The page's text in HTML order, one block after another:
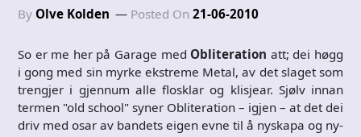
By Olve Kolden Posted On 21-06-2010
So er me her på Garage med Obliteration att; dei høgg
i gong med sin myrke ekstreme Metal, av det slaget som
trengjer i gjennum alle flosklar og klisjear. Sjølv innan
termen "old school" syner Obliteration – igjen – at det dei
driv med osar av bandets eigen evne til å nyskapa og ny-